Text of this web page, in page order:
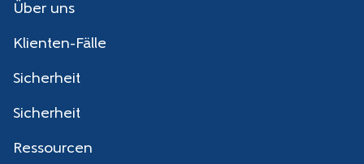
Über uns
Klienten-Fälle
Sicherheit
Sicherheit
Ressourcen